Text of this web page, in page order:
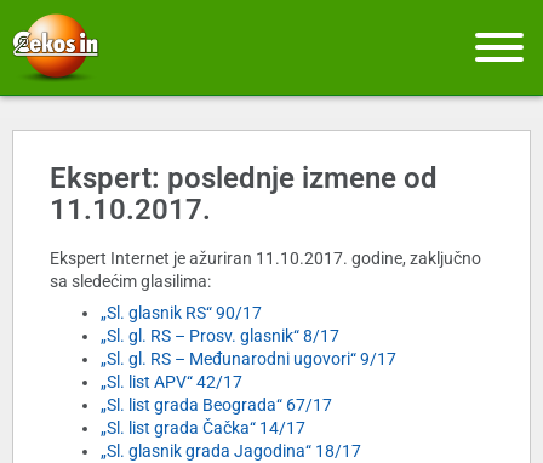
Ekspert: poslednje izmene od
11.10.2017.
Ekspert Internet je ažuriran 11.10.2017. godine, zaključno
sa sledećim glasilima:
„Sl. glasnik RS“ 90/17
„Sl. gl. RS – Prosv. glasnik“ 8/17
„Sl. gl. RS – Međunarodni ugovori“ 9/17
„Sl. list APV“ 42/17
„Sl. list grada Beograda“ 67/17
„Sl. list grada Čačka“ 14/17
„Sl. glasnik grada Jagodina“ 18/17